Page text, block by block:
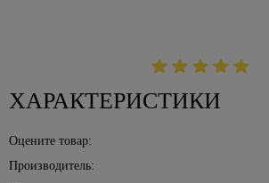
ХАРАКТЕРИСТИКИ
Оцените товар:
Производитель: